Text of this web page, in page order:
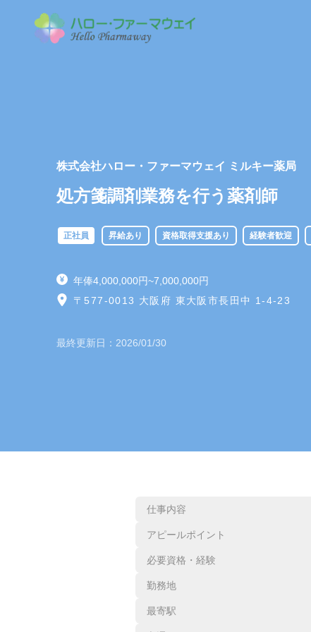
株式会社ハロー・ファーマウェイ ミルキー薬局
処方箋調剤業務を行う薬剤師
正社員 昇給あり 資格取得支援あり 経験者歓迎
年俸4,000,000円~7,000,000円
〒577-0013 大阪府 東大阪市長田中 1-4-23
最終更新日： 2026/01/30
仕事内容
アピールポイント
必要資格・経験
勤務地
最寄駅